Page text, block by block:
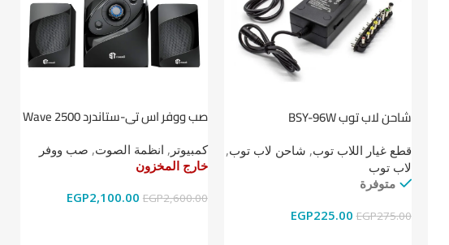
شاحن لاب توب BSY-96W
قطع غيار اللاب توب, شاحن لاب توب,
لاب توب
متوفرة
EGP275.00
EGP225.00
صب ووفر اس تي-ستاندرد Wave 2500
كمبيوتر , انظمة الصوت, صب ووفر
خارج المخزون
EGP2,600.00
EGP2,100.00